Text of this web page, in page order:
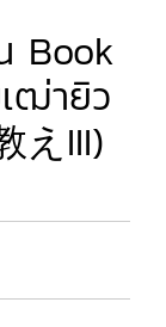
Book
ฒ่ายิว
えIII)